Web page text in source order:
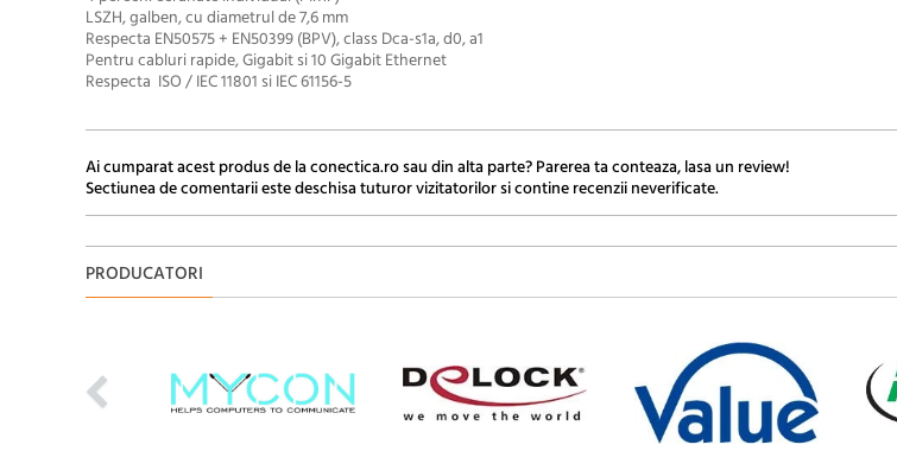
LSZH, galben, cu diametrul de 7,6 mm
Respecta EN50575 + EN50399 (BPV), class Dca-s1a, d0, a1
Pentru cabluri rapide, Gigabit si 10 Gigabit Ethernet
Respecta ISO / IEC 11801 si IEC 61156-5
Ai cumparat acest produs de la conectica.ro sau din alta parte? Parerea ta conteaza, lasa un review!
Sectiunea de comentarii este deschisa tuturor vizitatorilor si contine recenzii neverificate.
PRODUCATORI